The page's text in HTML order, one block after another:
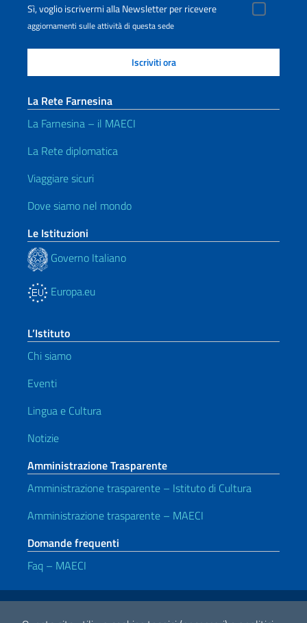
Sì, voglio iscrivermi alla Newsletter per ricevere
aggiornamenti sulle attività di questa sede
La Rete Farnesina
La Farnesina – il MAECI
La Rete diplomatica
Viaggiare sicuri
Dove siamo nel mondo
Le Istituzioni
Governo Italiano
Europa.eu
L’Istituto
Chi siamo
Eventi
Lingua e Cultura
Notizie
Amministrazione Trasparente
Amministrazione trasparente – Istituto di Cultura
Amministrazione trasparente – MAECI
Domande frequenti
Faq – MAECI
Link Utili